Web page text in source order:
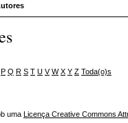
P Q R S T U V W X Y Z Toda(o)s
uma Licença Creative Commons